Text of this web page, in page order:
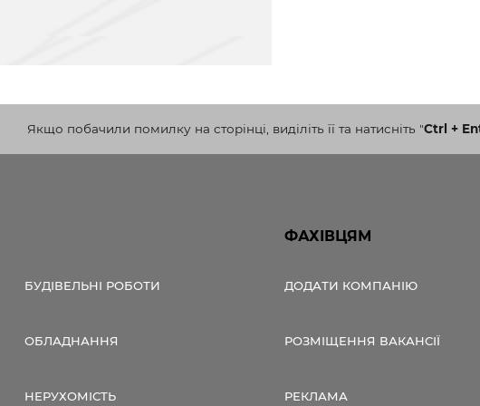
Якщо побачили помилку на сторінці, виділіть її та натисніть "Ctrl +
БУДІВЕЛЬНІ РОБОТИ
ОБЛАДНАННЯ
НЕРУХОМІСТЬ
ФАХІВЦЯМ
ДОДАТИ КОМПАНІЮ
РОЗМІЩЕННЯ ВАКАНСІЇ
РЕКЛАМА